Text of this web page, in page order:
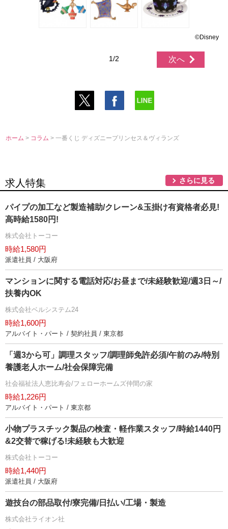
©Disney
次へ
1/2
ホーム > コラム> 一番くじ ディズニープリンセス＆ヴィランズ
求人特集 さらに見る
パイプの加工など製造補助/クレーン&玉掛け有資格者必見!
高時給1580円!
株式会社トーコー
時給1,580円
派遣社員 / 大阪府
マンションに関する電話対応/お昼まで/未経験歓迎/週3日～/
扶養内OK
株式会社ベルシステム24
時給1,600円
アルバイト・パート / 契約社員 / 東京都
「週3から可」調理スタッフ/調理師免許必須/午前のみ/特別
養護老人ホーム/社会保障完備
社会福祉法人恵比寿会/フェローホームズ仲間の家
時給1,226円
アルバイト・パート / 東京都
小物プラスチック製品の検査・軽作業スタッフ/時給1440円
&2交替で稼げる!未経験も大歓迎
株式会社トーコー
時給1,440円
派遣社員 / 大阪府
遊技台の部品取付/寮完備/日払い/工場・製造
株式会社ライオン社